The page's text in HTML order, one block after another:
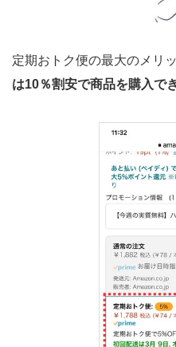
定期おトク便の最大のメリッ
は10％割安で商品を購入で